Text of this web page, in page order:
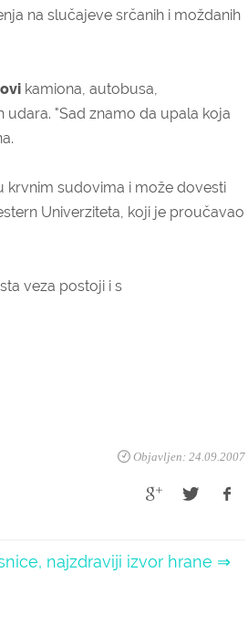
na slučajeve srčanih i moždanih
kamiona, autobusa,
"Sad znamo da upala koja
krvnim sudovima i može dovesti
Univerziteta, koji je proučavao
veza postoji i s
Objavljen: 24.09.2007
najzdraviji izvor hrane ⇒